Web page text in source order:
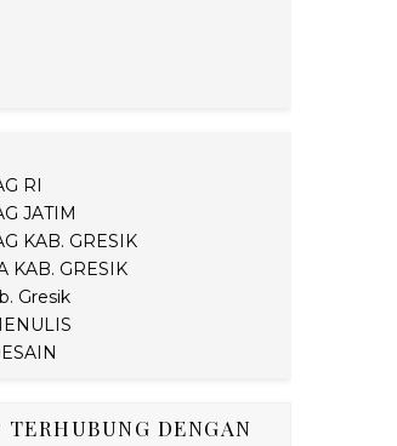
RI
JATIM
KAB. GRESIK
KAB. GRESIK
Gresik
TERHUBUNG DENGAN